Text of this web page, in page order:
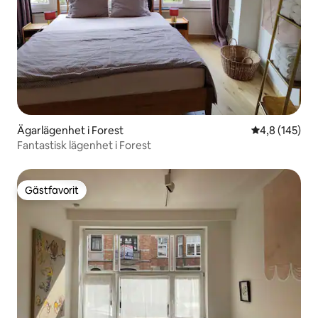
Ägarlägenhet i Forest 4,8 av 5 i
4,8 (145)
Fantastisk lägenhet i Forest
Gästfavorit
Gästfavorit